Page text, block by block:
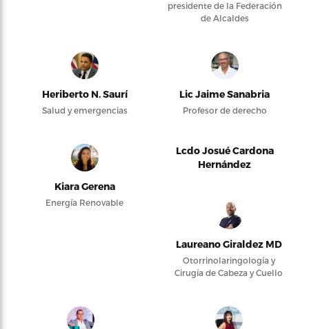
presidente de la Federación
de Alcaldes
Heriberto N. Saurí
Salud y emergencias
Lic Jaime Sanabria
Profesor de derecho
Kiara Gerena
Energía Renovable
Lcdo Josué Cardona
Hernández
Laureano Giraldez MD
Otorrinolaringología y
Cirugía de Cabeza y Cuello